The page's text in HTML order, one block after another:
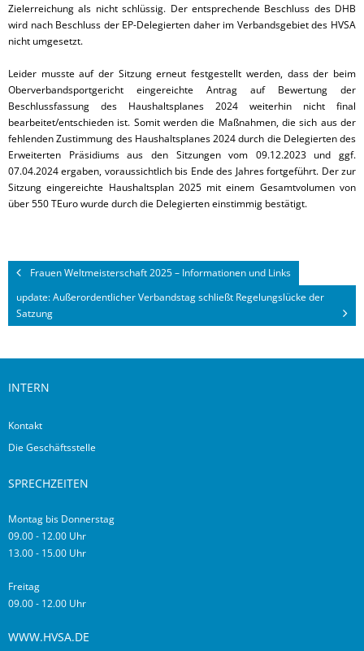
Zielerreichung als nicht schlüssig. Der entsprechende Beschluss des DHB
wird nach Beschluss der EP-Delegierten daher im Verbandsgebiet des HVSA
nicht umgesetzt.
Leider musste auf der Sitzung erneut festgestellt werden, dass der beim
Oberverbandsportgericht eingereichte Antrag auf Bewertung der
Beschlussfassung des Haushaltsplanes 2024 weiterhin nicht final
bearbeitet/entschieden ist. Somit werden die Maßnahmen, die sich aus der
fehlenden Zustimmung des Haushaltsplanes 2024 durch die Delegierten des
Erweiterten Präsidiums aus den Sitzungen vom 09.12.2023 und ggf.
07.04.2024 ergaben, voraussichtlich bis Ende des Jahres fortgeführt. Der zur
Sitzung eingereichte Haushaltsplan 2025 mit einem Gesamtvolumen von
über 550 TEuro wurde durch die Delegierten einstimmig bestätigt.
Frauen Weltmeisterschaft 2025 – Informationen und Links
update: Außerordentlicher Verbandstag schließt Regelungslücke der
Satzung
INTERN
Kontakt
Die Geschäftsstelle
SPRECHZEITEN
Montag bis Donnerstag
09.00 - 12.00 Uhr
13.00 - 15.00 Uhr
Freitag
09.00 - 12.00 Uhr
WWW.HVSA.DE